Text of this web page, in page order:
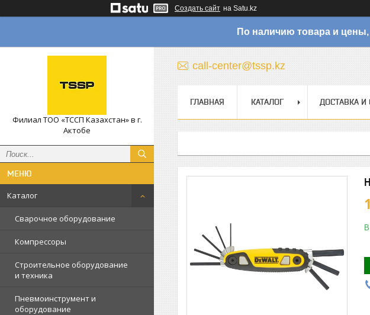
Создать сайт на Satu.kz
По наличию товара и
Филиал ТОО «ТССП Казахстан» в г.
Актобе
Каталог
Сварочное оборудование
Компрессоры
Строительное оборудование
и техника
Пневмоинструмент и
оборудование
call-center@tssp.kz
ГЛАВНАЯ КАТАЛОГ ДОСТАВКА И